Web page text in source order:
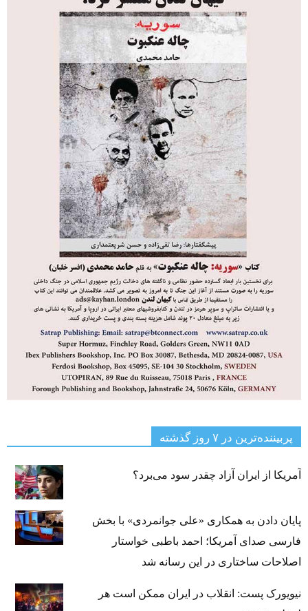
پربیننده‌ترین‌ در ۷ روز گذشته
آمریکا از ایران آزاد چقدر سود می‌برد؟
پایان دادن به همکاری «علی جوانمردی» با بخش
فارسی صدای آمریکا؛ احمد باطبی خواستار
اصلاحات ساختاری در این رسانه شد
نیویورک پست: انقلاب در ایران ممکن است هر